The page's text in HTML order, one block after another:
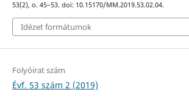
53(2), o. 45–53. doi: 10.15170/MM.2019.53.02.04.
Idézet formátumok
Folyóirat szám
Évf. 53 szám 2 (2019)